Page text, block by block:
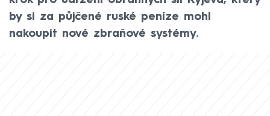
by si za půjčené ruské peníze mohl
nakoupit nové zbraňové systémy.